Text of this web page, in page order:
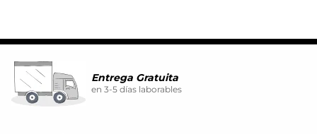
Entrega Gratuita
en 3-5 días laborables